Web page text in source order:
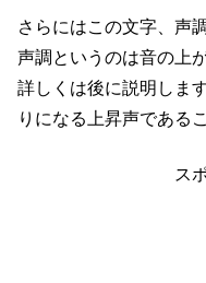
さらにはこの文字、声
声調というのは音の上
詳しくは後に説明しま
りになる上昇声である
ス